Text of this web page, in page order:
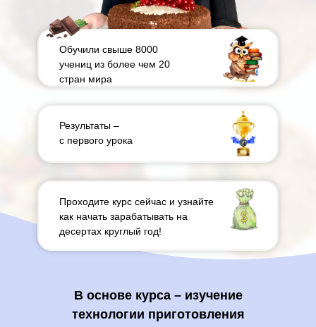
Обучили свыше 8000
учениц из более чем 20
стран мира
Результаты –
с первого урока
Проходите курс сейчас и узнайте
как начать зарабатывать на
десертах круглый год!
В основе курса – изучение
технологии приготовления